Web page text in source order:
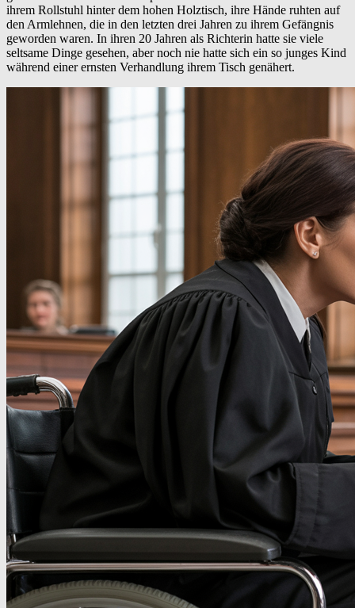
ihrem Rollstuhl hinter dem hohen Holztisch, ihre Hände ruhten auf
den Armlehnen, die in den letzten drei Jahren zu ihrem Gefängnis
geworden waren. In ihren 20 Jahren als Richterin hatte sie viele
seltsame Dinge gesehen, aber noch nie hatte sich ein so junges Kind
während einer ernsten Verhandlung ihrem Tisch genähert.